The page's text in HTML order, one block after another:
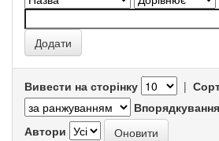
Вивести на сторінку |
Впорядкування
Автори